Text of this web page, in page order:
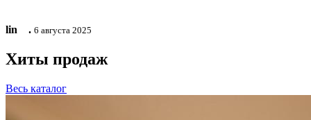
lin ⠀. 6 августа 2025
Хиты продаж
Весь каталог